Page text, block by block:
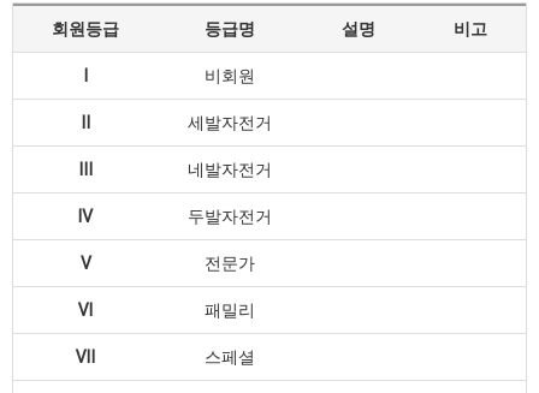
회원등급 등급명 설명 비고
비회원
세발자전거
네발자전거
Ⅳ 두발자전거
Ⅴ 전문가
Ⅵ 패밀리
Ⅶ 스페셜